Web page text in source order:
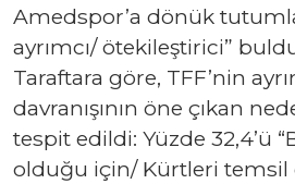
Amedspor’a dönük
ayrımcı/ ötekileştirici”
Taraftara göre, TFF’nin
davranışının öne çıkan
tespit edildi: Yüzde 32,4’ü
olduğu için/ Kürtleri temsil